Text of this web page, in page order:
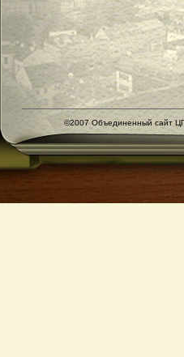
©2007 Объединенный сайт